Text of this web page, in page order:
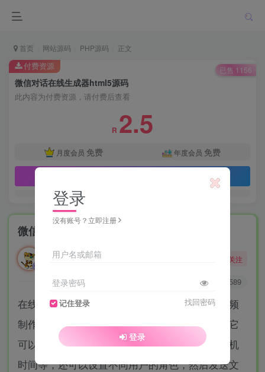
首页 网站源码 PHP源码 正文
微信对话在线生成器html5源码
此内容为付费资源，请付费后查看
R 2.5
月度会员 免费 年度会员 免费
付费资源 已售 1156
微信对话在线生成器html5源码
勇敢的大野狼 关注
3415 1589
在线微信对话生成器源码，抖音微信聊天搞笑视频
制作神器是一款在线微信聊天对话制作的工具，它
可以设置苹果或安卓状态栏，包括手机电量、手机
时间等，还可以设置不同用户的角色，然后发送文
登录
没有账号？立即注册
用户名或邮箱
登录密码
记住登录 找回密码
登录